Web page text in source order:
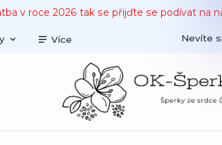
v roce 2026 tak se přijďte se podívat na
Více Nevíte